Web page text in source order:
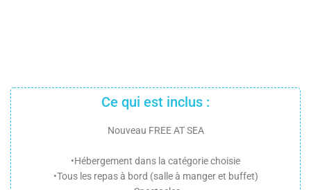
Ce qui est inclus :
Nouveau FREE AT SEA
•Hébergement dans la catégorie choisie
•Tous les repas à bord (salle à manger et buffet)